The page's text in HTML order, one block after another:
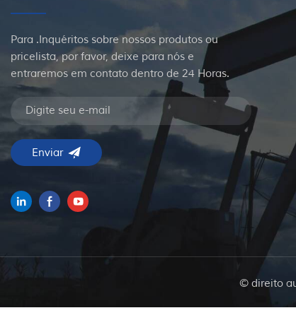
Para .Inquéritos sobre nossos produtos ou
pricelista, por favor, deixe para nós e
entraremos em contato dentro de 24 Horas.
© direito